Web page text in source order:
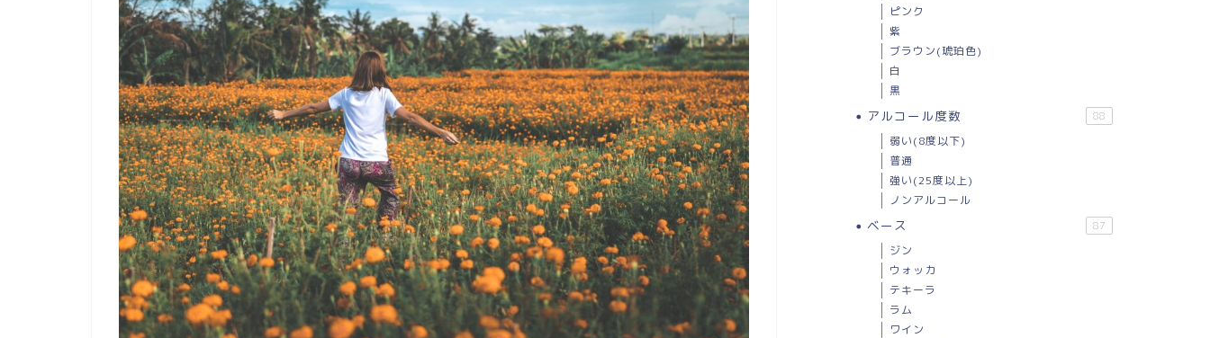
ピンク
紫
ブラウン(琥珀色)
白
黒
アルコール度数 88
弱い(8度以下)
普通
強い(25度以上)
ノンアルコール
ベース 87
ジン
ウォッカ
テキーラ
ラム
ワイン